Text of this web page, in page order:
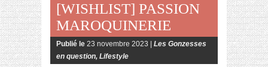
[WISHLIST] PASSION
MAROQUINERIE
Publié le 23 novembre 2023 | Les Gonzesses
en question, Lifestyle